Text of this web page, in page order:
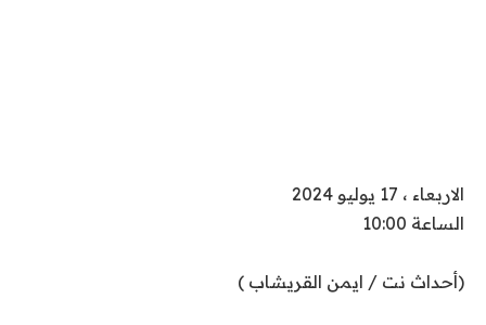
الاربعاء ، 17 يوليو 2024
الساعة 10:00
(أحداث نت / ايمن القريشاب )